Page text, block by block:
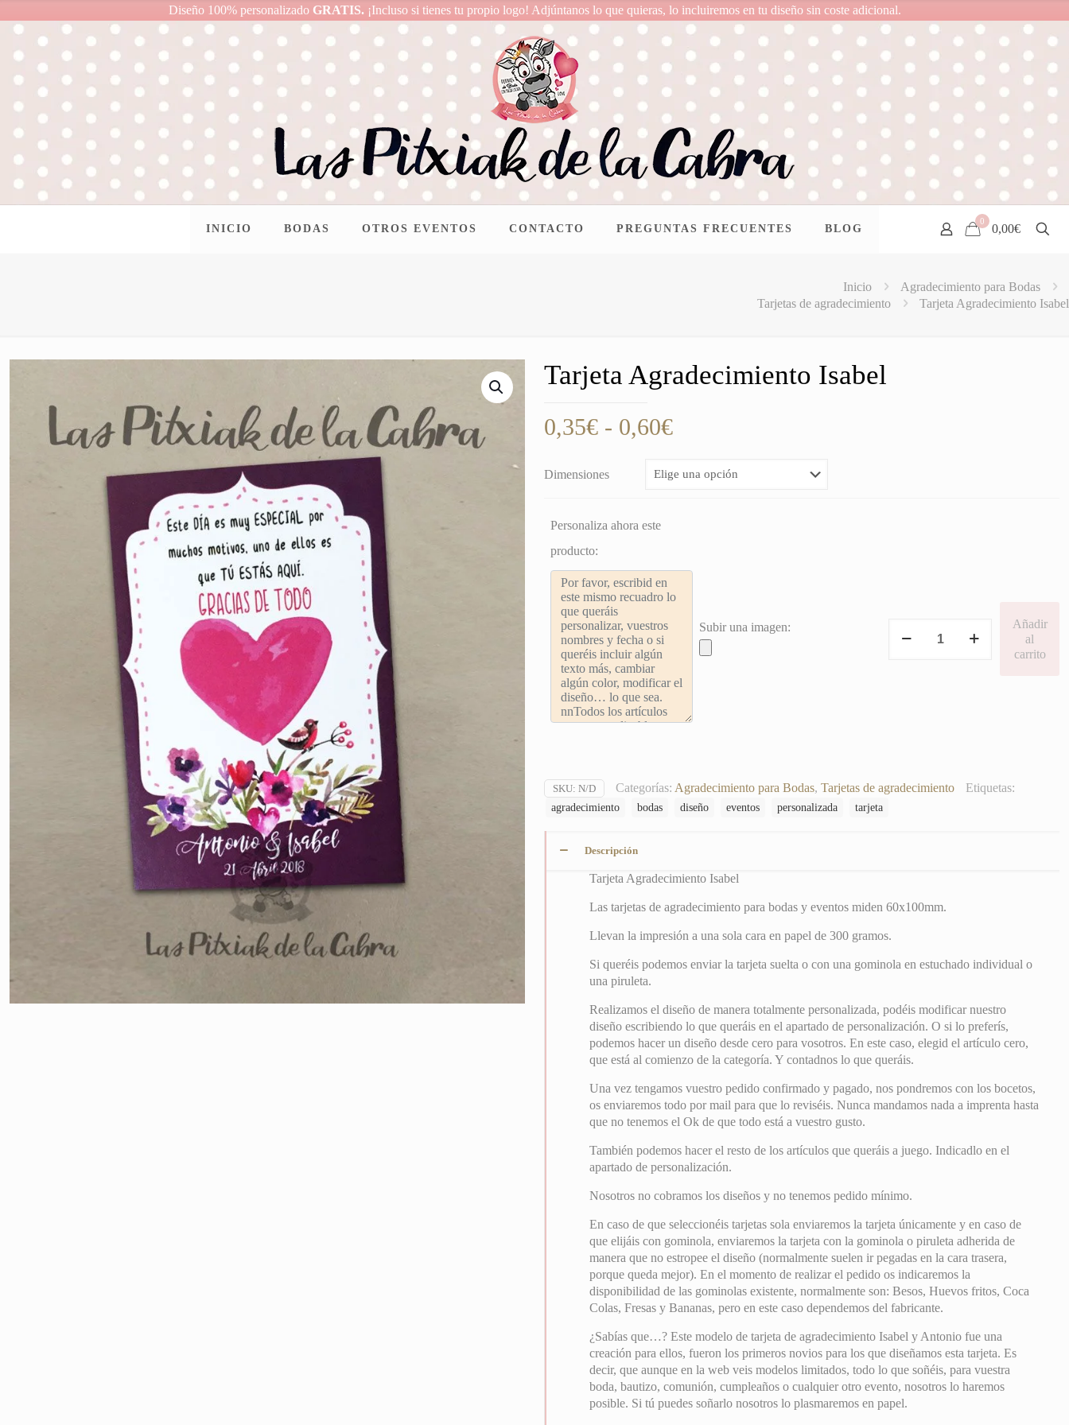
Diseño 100% personalizado GRATIS. ¡Incluso si tienes tu propio logo! Adjúntanos lo que quieras, lo incluiremos en tu diseño sin coste adicional.
INICIO BODAS OTROS EVENTOS CONTACTO PREGUNTAS FRECUENTES BLOG
0
0,00€
Inicio
Agradecimiento para Bodas
Tarjetas de agradecimiento
Tarjeta Agradecimiento Isabel
Tarjeta Agradecimiento Isabel
0,35€ - 0,60€Rango
precios:
0,60€
Dimensiones
Personaliza ahora este
producto:
Subir una imagen:
Agradecimiento
Añadir
al
carrito
SKU: N/D Categorías: Agradecimiento para Bodas, Tarjetas de agradecimiento Etiquetas:
agradecimiento bodas diseño eventos personalizada tarjeta
Descripción
Tarjeta Agradecimiento Isabel
Las tarjetas de agradecimiento para bodas y eventos miden 60x100mm.
Llevan la impresión a una sola cara en papel de 300 gramos.
Si queréis podemos enviar la tarjeta suelta o con una gominola en estuchado individual o
una piruleta.
Realizamos el diseño de manera totalmente personalizada, podéis modificar nuestro
diseño escribiendo lo que queráis en el apartado de personalización. O si lo preferís,
podemos hacer un diseño desde cero para vosotros. En este caso, elegid el artículo cero,
que está al comienzo de la categoría. Y contadnos lo que queráis.
Una vez tengamos vuestro pedido confirmado y pagado, nos pondremos con los bocetos,
os enviaremos todo por mail para que lo reviséis. Nunca mandamos nada a imprenta hasta
que no tenemos el Ok de que todo está a vuestro gusto.
También podemos hacer el resto de los artículos que queráis a juego. Indicadlo en el
apartado de personalización.
Nosotros no cobramos los diseños y no tenemos pedido mínimo.
En caso de que seleccionéis tarjetas sola enviaremos la tarjeta únicamente y en caso de
que elijáis con gominola, enviaremos la tarjeta con la gominola o piruleta adherida de
manera que no estropee el diseño (normalmente suelen ir pegadas en la cara trasera,
porque queda mejor). En el momento de realizar el pedido os indicaremos la
disponibilidad de las gominolas existente, normalmente son: Besos, Huevos fritos, Coca
Colas, Fresas y Bananas, pero en este caso dependemos del fabricante.
¿Sabías que…? Este modelo de tarjeta de agradecimiento Isabel y Antonio fue una
creación para ellos, fueron los primeros novios para los que diseñamos esta tarjeta. Es
decir, que aunque en la web veis modelos limitados, todo lo que soñéis, para vuestra
boda, bautizo, comunión, cumpleaños o cualquier otro evento, nosotros lo haremos
posible. Si tú puedes soñarlo nosotros lo plasmaremos en papel.